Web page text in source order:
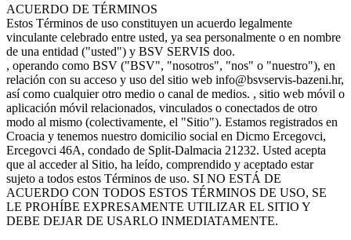
ACUERDO DE TÉRMINOS
Estos Términos de uso constituyen un acuerdo legalmente
vinculante celebrado entre usted, ya sea personalmente o en nombre
de una entidad ("usted") y BSV SERVIS doo.
, operando como BSV ("BSV", "nosotros", "nos" o "nuestro"), en
relación con su acceso y uso del sitio web info@bsvservis-bazeni.hr,
así como cualquier otro medio o canal de medios. , sitio web móvil o
aplicación móvil relacionados, vinculados o conectados de otro
modo al mismo (colectivamente, el "Sitio"). Estamos registrados en
Croacia y tenemos nuestro domicilio social en Dicmo Ercegovci,
Ercegovci 46A, condado de Split-Dalmacia 21232. Usted acepta
que al acceder al Sitio, ha leído, comprendido y aceptado estar
sujeto a todos estos Términos de uso. SI NO ESTÁ DE
ACUERDO CON TODOS ESTOS TÉRMINOS DE USO, SE
LE PROHÍBE EXPRESAMENTE UTILIZAR EL SITIO Y
DEBE DEJAR DE USARLO INMEDIATAMENTE.